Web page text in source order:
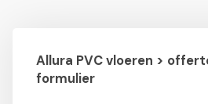
Allura PVC vloeren >
formulier